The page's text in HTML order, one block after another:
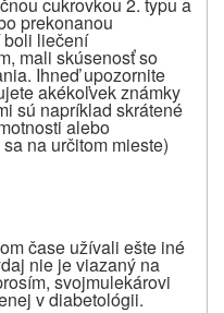
prekonanou
boli liečení
mali skúsenosť so
Ihneď upozornite
akékoľvek známky
sú napríklad skrátené
alebo
na určitom mieste)
čase užívali ešte iné
nie je viazaný na
svojmulekárovi
v diabetológii.